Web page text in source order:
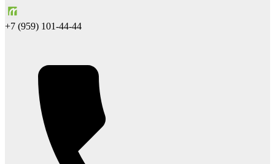
+7 (959) 101-44-44